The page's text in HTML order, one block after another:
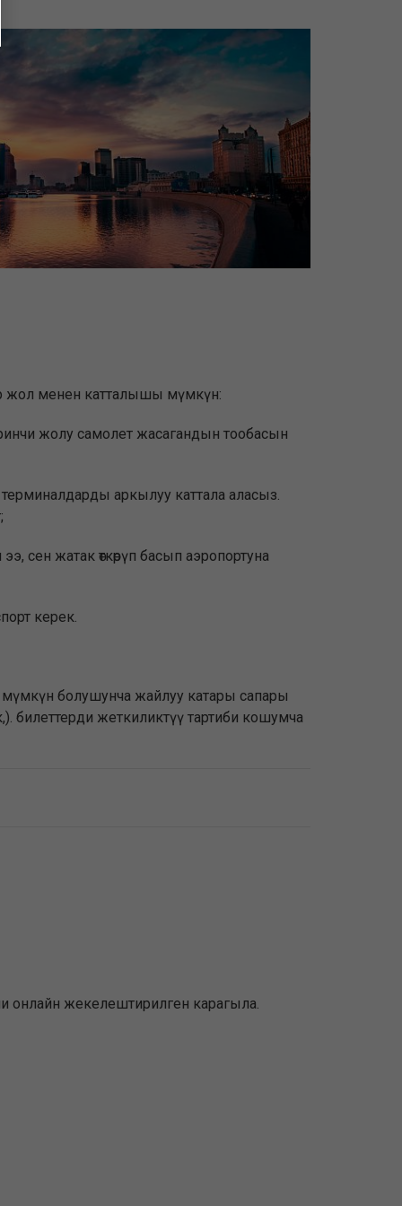
жол менен катталышы мүмкүн:
жолу самолет жасагандын тообасын
терминалдарды аркылуу каттала аласыз.
сен жатак өткөрүп басып аэропортуна
керек.
болушунча жайлуу катары сапары
билеттерди жеткиликтүү тартиби кошумча
онлайн жекелештирилген карагыла.